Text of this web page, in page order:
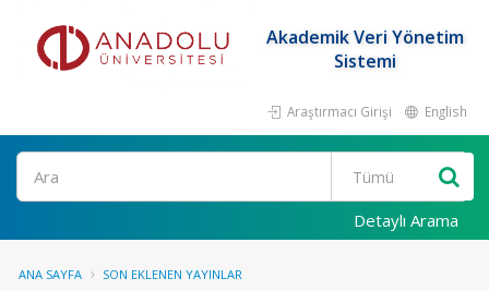
Akademik Veri Yönetim
Sistemi
Araştırmacı Girişi English
Ara
Detaylı Arama
ANA SAYFA SON EKLENEN YAYINLAR